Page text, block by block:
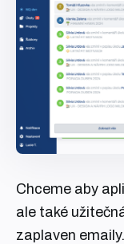
Chceme aby
ale také
zaplaven